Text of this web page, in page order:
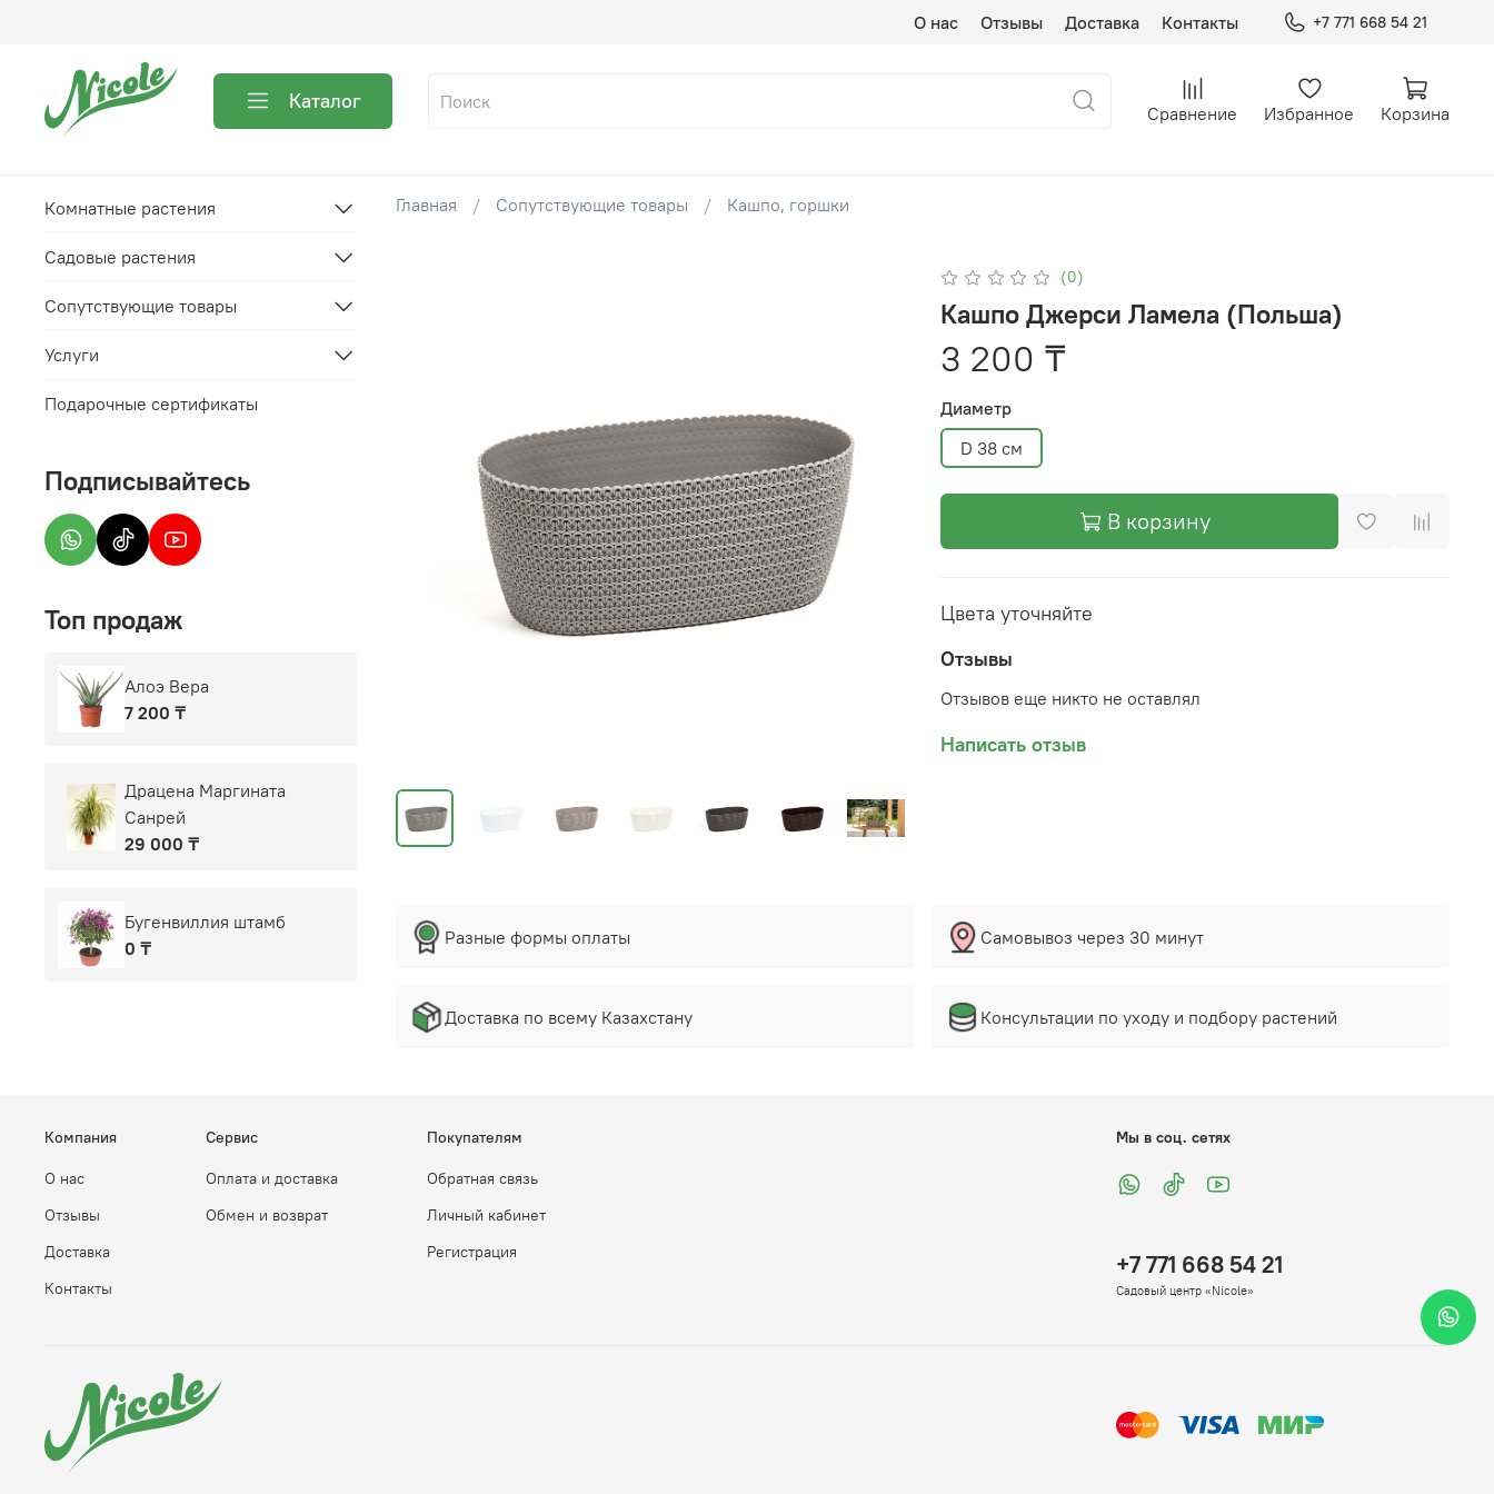
О нас Отзывы Доставка Контакты +7 771 668 54 21
Каталог Сравнение Избранное Корзина
Главная Сопутствующие товары Кашпо, горшки
(0)
Кашпо Джерси Ламела (Польша)
3 200 ₸
Диаметр
D 38 см
В корзину
Цвета уточняйте
Отзывы
Отзывов еще никто не оставлял
Написать отзыв
Разные формы оплаты
Доставка по всему Казахстану
Самовывоз через 30 минут
Консультации по уходу и подбору растений
Комнатные растения
Садовые растения
Сопутствующие товары
Услуги
Подарочные сертификаты
Подписывайтесь
Топ продаж
Алоэ Вера
7 200 ₸
Драцена Маргината
Санрей
29 000 ₸
Бугенвиллия штамб
0 ₸
Компания
О нас
Отзывы
Доставка
Контакты
Сервис
Оплата и доставка
Обмен и возврат
Покупателям
Обратная связь
Личный кабинет
Регистрация
Мы в соц. сетях
+7 771 668 54 21
Садовый центр «Nicole»